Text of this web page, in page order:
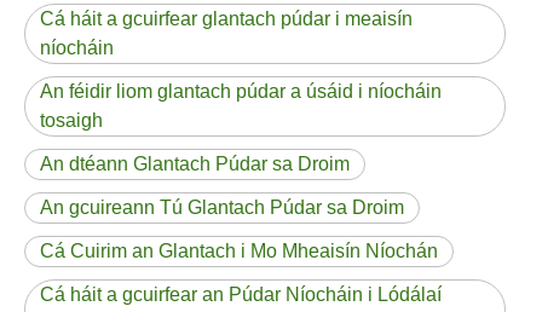
Cá háit a gcuirfear glantach púdar i meaisín
níocháin
An féidir liom glantach púdar a úsáid i níocháin
tosaigh
An dtéann Glantach Púdar sa Droim
An gcuireann Tú Glantach Púdar sa Droim
Cá Cuirim an Glantach i Mo Mheaisín Níochán
Cá háit a gcuirfear an Púdar Níocháin i Lódálaí